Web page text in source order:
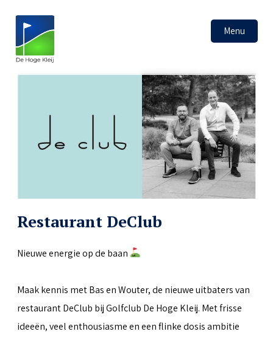
Menu
Restaurant DeClub
Nieuwe energie op de baan
Maak kennis met Bas en Wouter, de nieuwe uitbaters van
restaurant DeClub bij Golfclub De Hoge Kleij. Met frisse
ideeën, veel enthousiasme en een flinke dosis ambitie